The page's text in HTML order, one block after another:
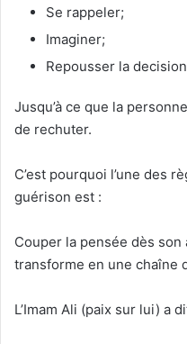
Se rappeler;
Imaginer;
Repousser la
Jusqu’à ce que la
de rechuter.
C’est pourquoi l’une des
guérison est :
Couper la pensée dès son
transforme en une chaîne
L’Imam Ali (paix sur lui) a